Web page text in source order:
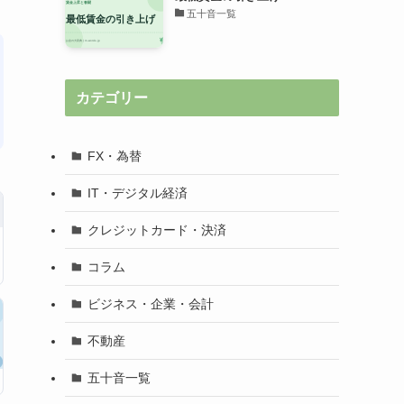
五十音一覧
カテゴリー
FX・為替
IT・デジタル経済
クレジットカード・決済
コラム
ビジネス・企業・会計
不動産
五十音一覧